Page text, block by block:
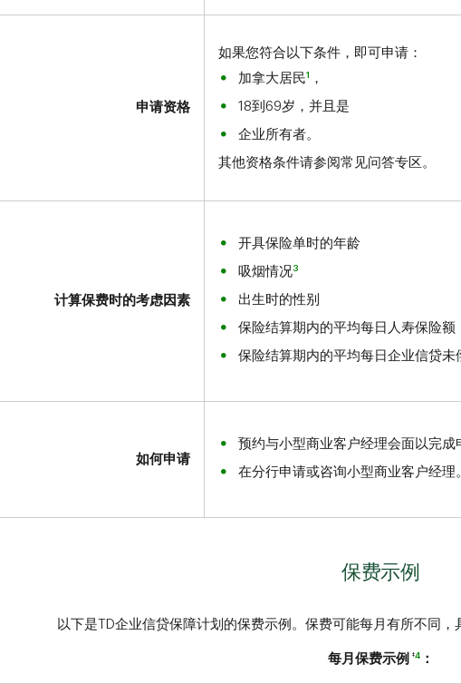
申请资格
如果您符合以下条件，即可申请：
加拿大居民1 ，
18到69岁，并且是
企业所有者。
其他资格条件请参阅常见问答专区。
计算保费时的考虑因素
开具保险单时的年龄
吸烟情况3
出生时的性别
保险结算期内的平均每日人寿保险额
保险结算期内的平均每日企业信贷未
如何申请
预约与小型商业客户经理会面以完成
在分行申请或咨询小型商业客户经理
保费示例
以下是TD企业信贷保障计划的保费示例。保费可能每月有所不同
每月保费示例 ‡4：